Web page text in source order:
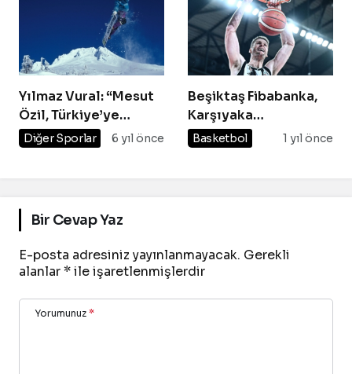
Yılmaz Vural: “Mesut
Özil, Türkiye’ye
gelmiş en kariyerli
oyuncudur”
Diğer Sporlar 6 yıl önce
Beşiktaş Fibabanka,
Karşıyaka
deplasmanında galip
Basketbol 1 yıl önce
Bir Cevap Yaz
E-posta adresiniz yayınlanmayacak. Gerekli
alanlar*ile işaretlenmişlerdir
Yorumunuz *